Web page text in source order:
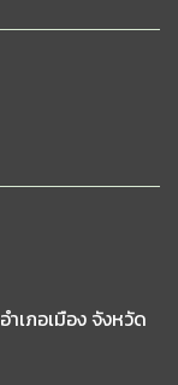
อำเภอเมือง จังหวัด